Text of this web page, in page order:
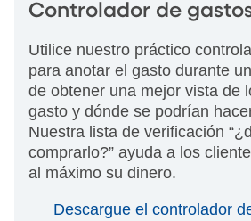
Controlador de
Utilice nuestro práctico
para anotar el gasto durante
de obtener una mejor vista de
gasto y dónde se podrían
Nuestra lista de verificación
comprarlo?” ayuda a los
al máximo su dinero.
Descargue el controlador